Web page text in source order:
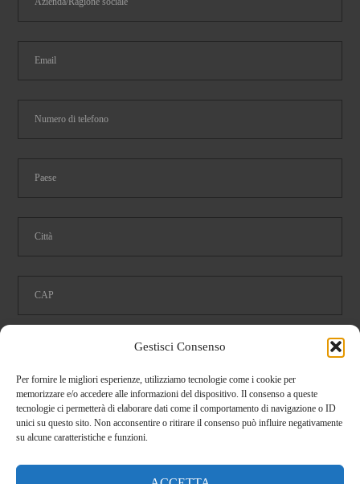
Gestisci Consenso
Per fornire le migliori esperienze, utilizziamo tecnologie come i cookie per
memorizzare e/o accedere alle informazioni del dispositivo. Il consenso a queste
tecnologie ci permetterà di elaborare dati come il comportamento di navigazione o ID
unici su questo sito. Non acconsentire o ritirare il consenso può influire negativamente
su alcune caratteristiche e funzioni.
Ho letto e accetto le condizioni della
Dimostra di essere umano selezionandotazza.